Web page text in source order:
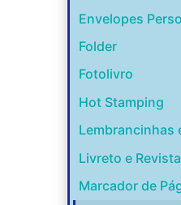
Envelopes
Folder
Fotolivro
Hot Stamping
Lembrancinhas
Livreto e Revista
Marcador de